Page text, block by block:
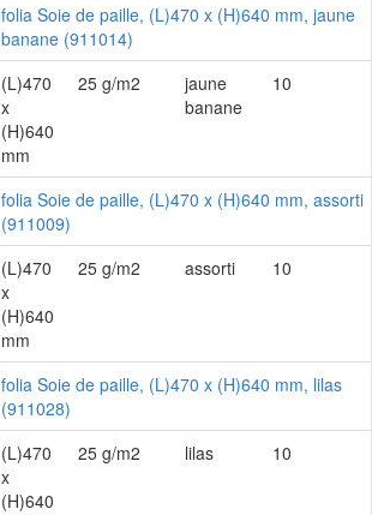
folia Soie de paille, (L)470 x (H)640 mm, jaune
banane (911014)
(L)470
x
(H)640
mm
25 g/m2
jaune
banane
10
folia Soie de paille, (L)470 x (H)640 mm, assorti
(911009)
(L)470
x
(H)640
mm
25 g/m2 assorti 10
folia Soie de paille, (L)470 x (H)640 mm, lilas
(911028)
(L)470
x
(H)640
25 g/m2 lilas 10